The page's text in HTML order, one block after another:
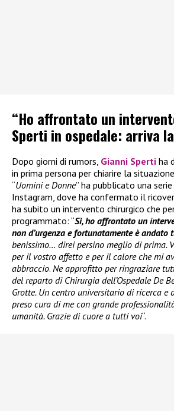
“Ho affrontato un
Sperti in ospedale: arriva
Dopo giorni di rumors, Gianni Sperti ha
in prima persona per chiarire la
“Uomini e Donne” ha pubblicato una
Instagram, dove ha confermato il
ha subito un intervento chirurgico che
programmato: “Sì, ho affrontato un
non d’urgenza e fortunatamente è andato
benissimo… direi persino meglio di prima.
per il vostro affetto e per il calore che mi
abbraccio. Ne approfitto per ringraziare
del reparto di Chirurgia dell’Ospedale De
Grotte. Un centro universitario di ricerca e
preso cura di me con grande
umanità. Grazie di cuore a tutti voi“.